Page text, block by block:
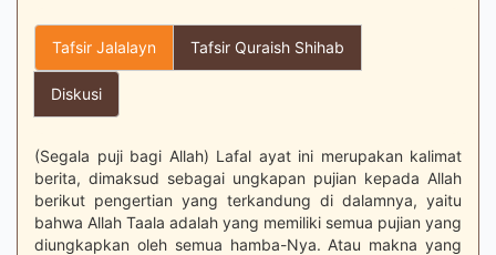
Tafsir Jalalayn Tafsir Quraish Shihab
Diskusi
(Segala puji bagi Allah) Lafal ayat ini merupakan kalimat
berita, dimaksud sebagai ungkapan pujian kepada Allah
berikut pengertian yang terkandung di dalamnya, yaitu
bahwa Allah Taala adalah yang memiliki semua pujian yang
diungkapkan oleh semua hamba-Nya. Atau makna yang